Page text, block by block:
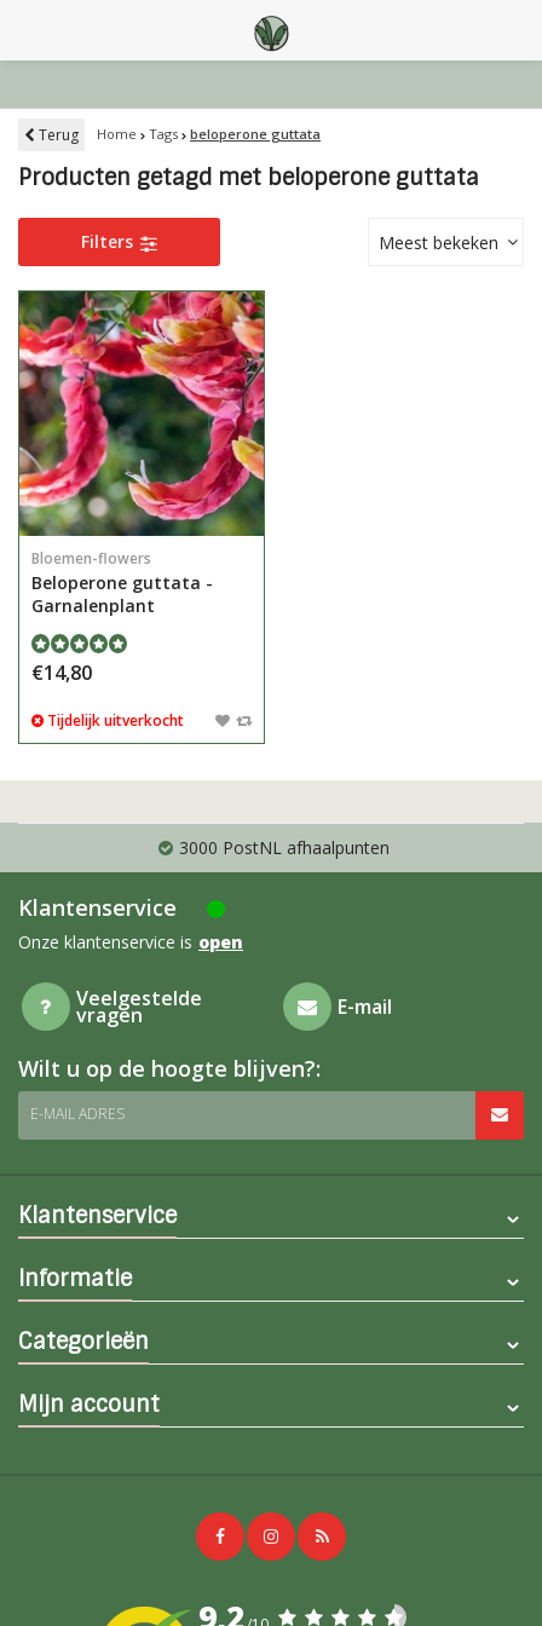
Terug Home Tags beloperone guttata
Producten getagd met beloperone guttata
Filters Meest bekeken
Bloemen-flowers
Beloperone guttata -
Garnalenplant
€14,80
Tijdelijk uitverkocht
3000 PostNL afhaalpunten
Klantenservice
Onze klantenservice is open
Veelgestelde
vragen E-mail
Wilt u op de hoogte blijven?:
E-MAIL ADRES
Klantenservice
Informatie
Categorieën
Mijn account